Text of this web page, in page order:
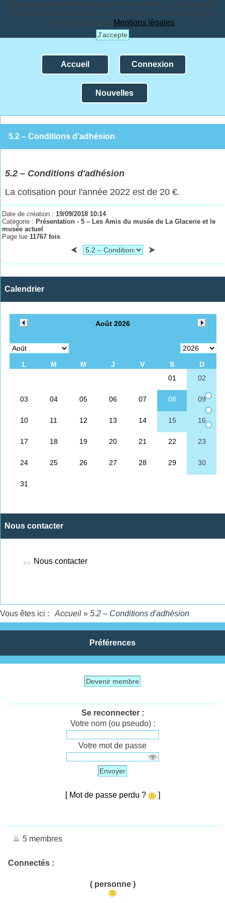
En poursuivant votre navigation sur ce site, vous acceptez
l'utilisation de cookies pour vous proposer des contenus et
services adaptés. Mentions légales.
J'accepte
Accueil Connexion
Nouvelles
5.2 – Conditions d'adhésion
5.2 – Conditions d'adhésion
La cotisation pour l'année 2022 est de 20 €.
Date de création : 19/09/2018 10:14
Catégorie : Présentation - 5 – Les Amis du musée de La Glacerie et le
musée actuel
Page lue 11767 fois
Calendrier
Nous contacter
Nous contacter
Vous êtes ici : Accueil » 5.2 – Conditions d'adhésion
Préférences
Devenir membre
Se reconnecter :
Votre nom (ou pseudo) :
Votre mot de passe
Envoyer
[ Mot de passe perdu ? ]
5 membres
Connectés :
( personne )